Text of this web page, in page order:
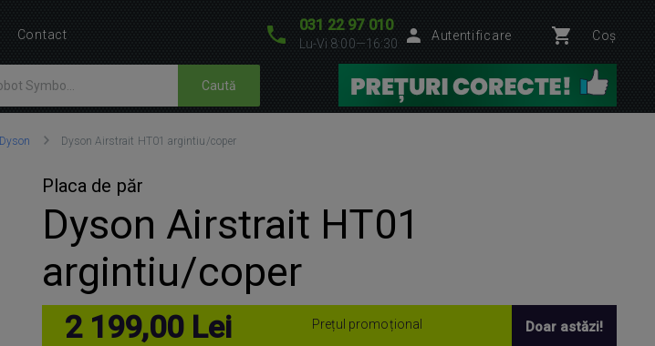
031 22 97 010
Lu-Vi 8:00—16:30
Autentificare Coș
Caută
Dyson Dyson Airstrait HT01 argintiu/coper
Placa de păr
Dyson Airstrait HT01
argintiu/coper
2 199,00 Lei Prețul promoțional Doar astăzi!
Contact